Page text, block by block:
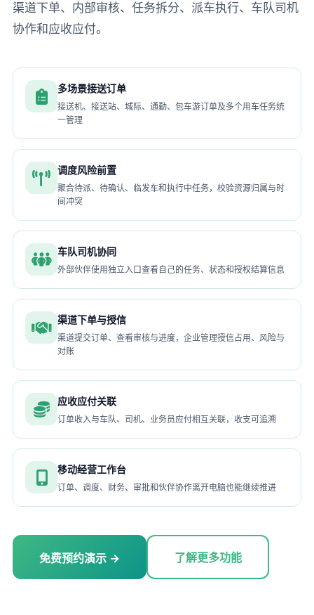
渠道下单、内部审核、任务拆分、派车执行、车队司机
协作和应收应付。
多场景接送订单
接送机、接送站、城际、通勤、包车游订单及多个用车任务统
一管理
调度风险前置
聚合待派、待确认、临发车和执行中任务，校验资源归属与时
间冲突
车队司机协同
外部伙伴使用独立入口查看自己的任务、状态和授权结算信息
渠道下单与授信
渠道提交订单、查看审核与进度，企业管理授信占用、风险与
对账
应收应付关联
订单收入与车队、司机、业务员应付相互关联，收支可追溯
移动经营工作台
订单、调度、财务、审批和伙伴协作离开电脑也能继续推进
免费预约演示 → 了解更多功能